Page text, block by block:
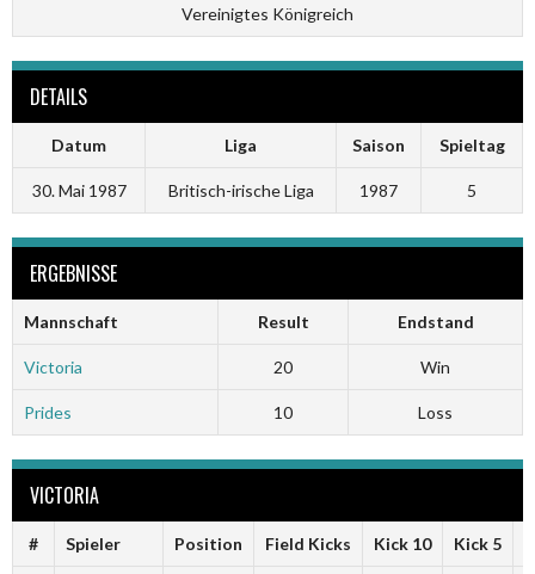
Vereinigtes Königreich
DETAILS
Datum Liga Saison Spieltag
30. Mai 1987 Britisch-irische Liga 1987 5
ERGEBNISSE
Mannschaft Result Endstand
Victoria 20 Win
Prides 10 Loss
VICTORIA
# Spieler Position Field Kicks Kick 10 Kick 5